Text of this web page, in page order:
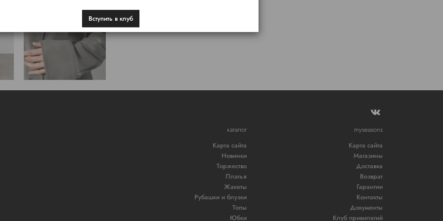
каталог
Карта сайта
Новинки
Торжество
Платья
Жакеты
Рубашки и блузки
Топы
Юбки
myseasons
Карта сайта
Магазины
Доставка
Возврат
Гарантии
Контакты
Документы
Клуб привилегий
Вступить в клуб